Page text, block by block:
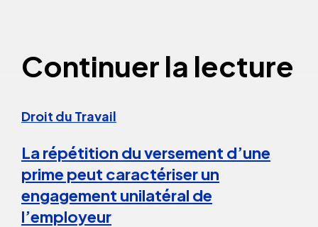
Continuer la lecture
Droit du Travail
La répétition du versement d’une
prime peut caractériser un
engagement unilatéral de
l’employeur